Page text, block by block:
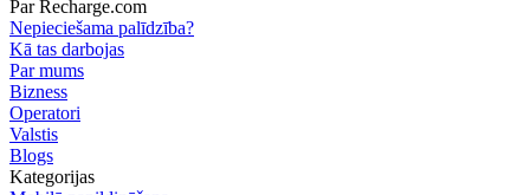
Par Recharge.com
Nepieciešama palīdzība?
Kā tas darbojas
Par mums
Bizness
Operatori
Valstis
Blogs
Kategorijas